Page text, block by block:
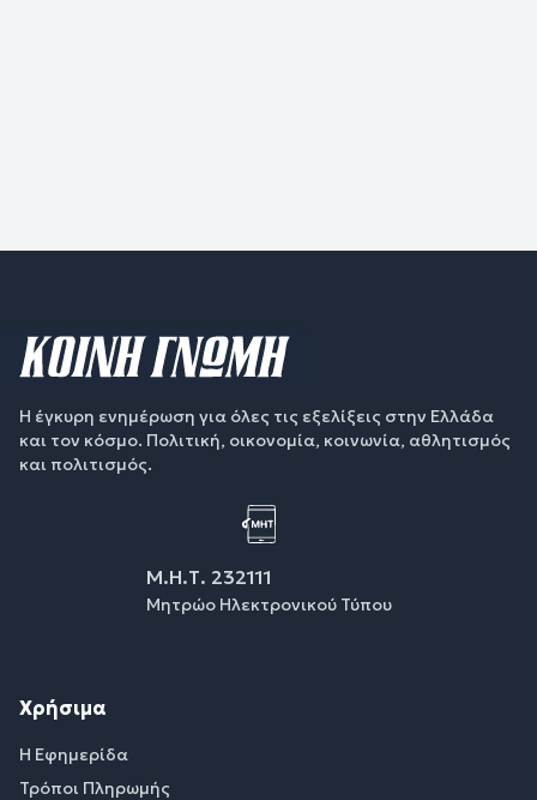
Η έγκυρη ενημέρωση για όλες τις εξελίξεις στην Ελλάδα
και τον κόσμο. Πολιτική, οικονομία, κοινωνία, αθλητισμός
και πολιτισμός.
Μ.Η.Τ. 232111
Μητρώο Ηλεκτρονικού Τύπου
Χρήσιμα
Η Εφημερίδα
Τρόποι Πληρωμής